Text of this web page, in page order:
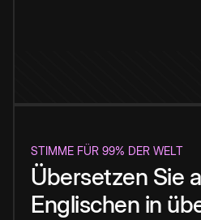
STIMME FÜR 99% DER WELT
Übersetzen Sie
Englischen in